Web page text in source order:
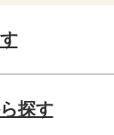
探す